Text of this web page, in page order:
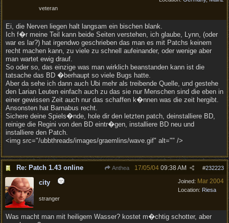
veteran
Ei, die Nerven liegen halt langsam ein bischen blank.
Ich f�r meine Teil kann beide Seiten verstehen, ich glaube, Lynn, (oder
war es lar?) hat irgendwo geschrieben das man es mit Patchs keinem
recht machen kann, zu viele zu schnell aufeinander, oder wenige aber
man wartet ewig drauf.
So oder so, das einzige was man wirklich beanstanden kann ist die
tatsache das BD �berhaupt so viele Bugs hatte.
Aber da sehe ich dann auch Ubi mehr als treibende Quelle, und gestehe
den Larian Leuten einfach auch zu das sie nur Menschen sind die eben in
einer gewissen Zeit auch nur das schaffen k�nnen was die zeit hergibt.
Ansonsten hat Barnabus recht.
Sichere deine Spiels�nde, hole dir den letzten patch, deinstalliere BD,
reinige die Regini von den BD eintr�gen, installiere BD neu und
installiere den Patch.
<img src="/ubbthreads/images/graemlins/wave.gif" alt="" />
Re: Patch 1.43 online Anthea #232223
17/05/04 09:38 AM
Joined: Mar 2004
Location: Riesa
city
stranger
Was macht man mit heiligem Wasser? kostet m�chtig schotter, aber